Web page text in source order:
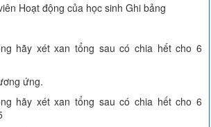
Hoạt động của học sinh Ghi bảng
hãy xét xan tổng sau có chia hết cho 6
ứng.
hãy xét xan tổng sau có chia hết cho 6